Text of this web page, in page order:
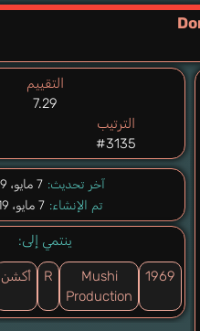
التقييم
7.29
الترتيب
#3135
آخر تحديث: 7 مايو، 2019
تم الإنشاء: 7 مايو، 2019
ينتمي إلى:
1969
Mushi
Production
R أكشن